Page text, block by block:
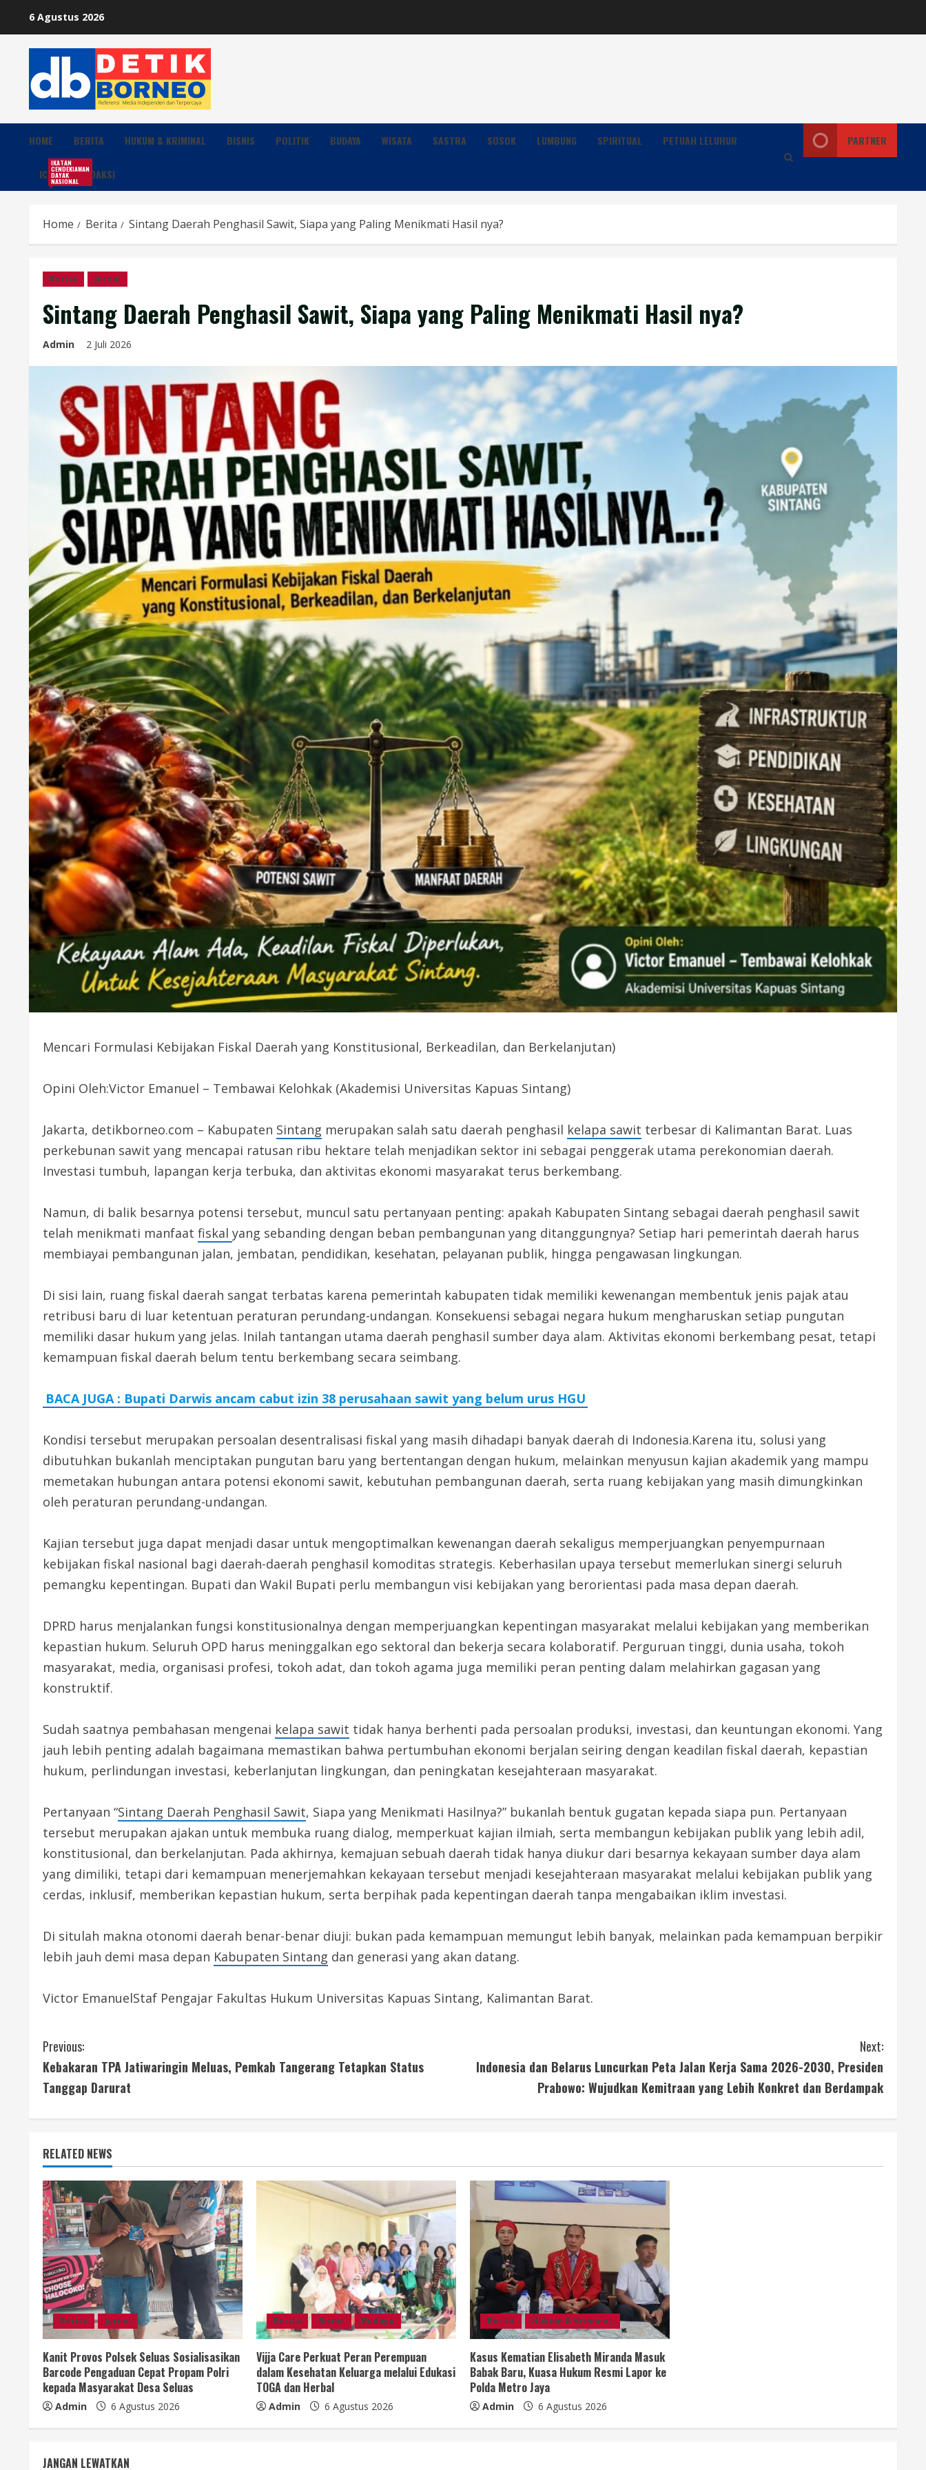
content
6 Agustus 2026
HOME BERITA HUKUM & KRIMINAL BISNIS POLITIK BUDAYA WISATA SASTRA SOSOK LUMBUNG SPIRITUAL PETUAH LELUHUR
ICDN
IKATAN
CENDEKIAWAN
DAYAK
NASIONALREDAKSI
PARTNER
Home Berita Sintang Daerah Penghasil Sawit, Siapa yang Paling Menikmati Hasil nya?
Berita Jurnal
Sintang Daerah Penghasil Sawit, Siapa yang Paling Menikmati Hasil nya?
Admin 2 Juli 2026
Mencari Formulasi Kebijakan Fiskal Daerah yang Konstitusional, Berkeadilan, dan Berkelanjutan)
Opini Oleh:Victor Emanuel – Tembawai Kelohkak (Akademisi Universitas Kapuas Sintang)
Jakarta, detikborneo.com – Kabupaten Sintang merupakan salah satu daerah penghasil kelapa sawit terbesar di Kalimantan Barat. Luas
perkebunan sawit yang mencapai ratusan ribu hektare telah menjadikan sektor ini sebagai penggerak utama perekonomian daerah.
Investasi tumbuh, lapangan kerja terbuka, dan aktivitas ekonomi masyarakat terus berkembang.
Namun, di balik besarnya potensi tersebut, muncul satu pertanyaan penting: apakah Kabupaten Sintang sebagai daerah penghasil sawit
telah menikmati manfaat fiskal yang sebanding dengan beban pembangunan yang ditanggungnya? Setiap hari pemerintah daerah harus
membiayai pembangunan jalan, jembatan, pendidikan, kesehatan, pelayanan publik, hingga pengawasan lingkungan.
Di sisi lain, ruang fiskal daerah sangat terbatas karena pemerintah kabupaten tidak memiliki kewenangan membentuk jenis pajak atau
retribusi baru di luar ketentuan peraturan perundang-undangan. Konsekuensi sebagai negara hukum mengharuskan setiap pungutan
memiliki dasar hukum yang jelas. Inilah tantangan utama daerah penghasil sumber daya alam. Aktivitas ekonomi berkembang pesat, tetapi
kemampuan fiskal daerah belum tentu berkembang secara seimbang.
BACA JUGA : Bupati Darwis ancam cabut izin 38 perusahaan sawit yang belum urus HGU
Kondisi tersebut merupakan persoalan desentralisasi fiskal yang masih dihadapi banyak daerah di Indonesia.Karena itu, solusi yang
dibutuhkan bukanlah menciptakan pungutan baru yang bertentangan dengan hukum, melainkan menyusun kajian akademik yang mampu
memetakan hubungan antara potensi ekonomi sawit, kebutuhan pembangunan daerah, serta ruang kebijakan yang masih dimungkinkan
oleh peraturan perundang-undangan.
Kajian tersebut juga dapat menjadi dasar untuk mengoptimalkan kewenangan daerah sekaligus memperjuangkan penyempurnaan
kebijakan fiskal nasional bagi daerah-daerah penghasil komoditas strategis. Keberhasilan upaya tersebut memerlukan sinergi seluruh
pemangku kepentingan. Bupati dan Wakil Bupati perlu membangun visi kebijakan yang berorientasi pada masa depan daerah.
DPRD harus menjalankan fungsi konstitusionalnya dengan memperjuangkan kepentingan masyarakat melalui kebijakan yang memberikan
kepastian hukum. Seluruh OPD harus meninggalkan ego sektoral dan bekerja secara kolaboratif. Perguruan tinggi, dunia usaha, tokoh
masyarakat, media, organisasi profesi, tokoh adat, dan tokoh agama juga memiliki peran penting dalam melahirkan gagasan yang
konstruktif.
Sudah saatnya pembahasan mengenai kelapa sawit tidak hanya berhenti pada persoalan produksi, investasi, dan keuntungan ekonomi. Yang
jauh lebih penting adalah bagaimana memastikan bahwa pertumbuhan ekonomi berjalan seiring dengan keadilan fiskal daerah, kepastian
hukum, perlindungan investasi, keberlanjutan lingkungan, dan peningkatan kesejahteraan masyarakat.
Pertanyaan “Sintang Daerah Penghasil Sawit, Siapa yang Menikmati Hasilnya?” bukanlah bentuk gugatan kepada siapa pun. Pertanyaan
tersebut merupakan ajakan untuk membuka ruang dialog, memperkuat kajian ilmiah, serta membangun kebijakan publik yang lebih adil,
konstitusional, dan berkelanjutan. Pada akhirnya, kemajuan sebuah daerah tidak hanya diukur dari besarnya kekayaan sumber daya alam
yang dimiliki, tetapi dari kemampuan menerjemahkan kekayaan tersebut menjadi kesejahteraan masyarakat melalui kebijakan publik yang
cerdas, inklusif, memberikan kepastian hukum, serta berpihak pada kepentingan daerah tanpa mengabaikan iklim investasi.
Di situlah makna otonomi daerah benar-benar diuji: bukan pada kemampuan memungut lebih banyak, melainkan pada kemampuan berpikir
lebih jauh demi masa depan Kabupaten Sintang dan generasi yang akan datang.
Victor EmanuelStaf Pengajar Fakultas Hukum Universitas Kapuas Sintang, Kalimantan Barat.
C
o
i
n
u
e
R
e
a
d
i
n
g
Previous:
Kebakaran TPA Jatiwaringin Meluas, Pemkab Tangerang Tetapkan Status
Tanggap Darurat
Next:
Indonesia dan Belarus Luncurkan Peta Jalan Kerja Sama 2026-2030, Presiden
Prabowo: Wujudkan Kemitraan yang Lebih Konkret dan Berdampak
RELATED NEWS
Berita Jurnal
Kanit Provos Polsek Seluas Sosialisasikan
Barcode Pengaduan Cepat Propam Polri
kepada Masyarakat Desa Seluas
Admin 6 Agustus 2026
Berita Bisnis Budaya
Vijja Care Perkuat Peran Perempuan
dalam Kesehatan Keluarga melalui Edukasi
TOGA dan Herbal
Admin 6 Agustus 2026
Berita Hukum & Kriminal,
Kasus Kematian Elisabeth Miranda Masuk
Babak Baru, Kuasa Hukum Resmi Lapor ke
Polda Metro Jaya
Admin 6 Agustus 2026
JANGAN LEWATKAN